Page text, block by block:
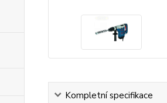
Kompletní specifikace